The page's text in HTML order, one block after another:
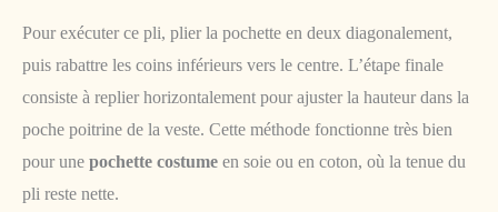
Pour exécuter ce pli, plier la pochette en deux diagonalement,
puis rabattre les coins inférieurs vers le centre. L’étape finale
consiste à replier horizontalement pour ajuster la hauteur dans la
poche poitrine de la veste. Cette méthode fonctionne très bien
pour une pochette costume en soie ou en coton, où la tenue du
pli reste nette.